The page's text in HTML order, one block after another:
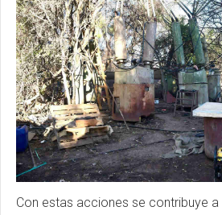
Con estas acciones se contribuye